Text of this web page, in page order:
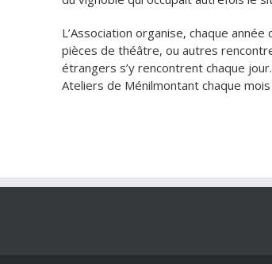
L’Association organise, chaque
pièces de théâtre, ou autres
étrangers s’y rencontrent chaque
Ateliers de Ménilmontant chaque